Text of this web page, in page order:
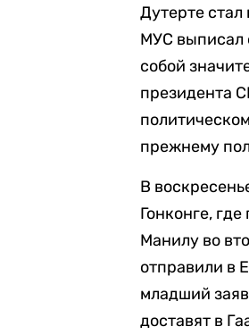
Дутерте
МУС выписал
собой
президента
прежнему
В
Гонконге,
Манилу во
отправили в
младший
доставят в